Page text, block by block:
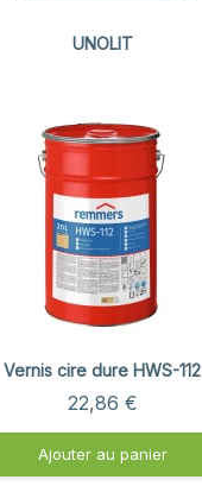
Aperçu rapide
UNOLIT
Aperçu rapide
Vernis cire dure HWS-112
22,86 €
Ajouter au panier